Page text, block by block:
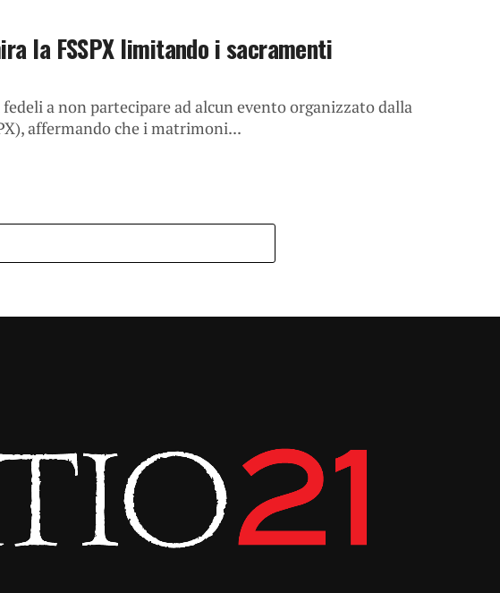
la FSSPX limitando i sacramenti
a non partecipare ad alcun evento organizzato dalla
affermando che i matrimoni...